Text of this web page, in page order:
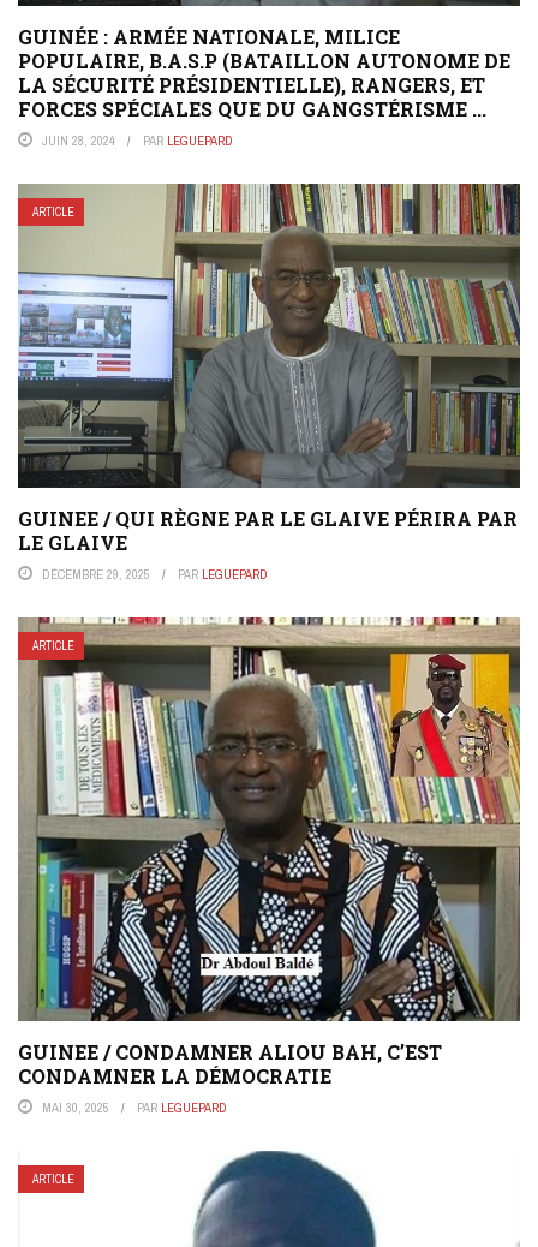
GUINÉE : ARMÉE NATIONALE, MILICE
POPULAIRE, B.A.S.P (BATAILLON AUTONOME DE
LA SÉCURITÉ PRÉSIDENTIELLE), RANGERS, ET
FORCES SPÉCIALES QUE DU GANGSTÉRISME ...
JUIN 28, 2024 PAR LEGUEPARD
ARTICLE
GUINEE / QUI RÈGNE PAR LE GLAIVE PÉRIRA PAR
LE GLAIVE
DÉCEMBRE 29, 2025 PAR LEGUEPARD
ARTICLE
GUINEE / CONDAMNER ALIOU BAH, C’EST
CONDAMNER LA DÉMOCRATIE
MAI 30, 2025 PAR LEGUEPARD
ARTICLE